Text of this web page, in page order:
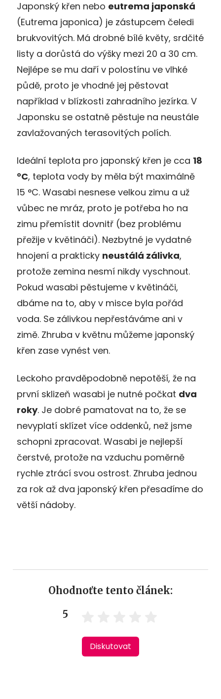
Japonský křen nebo eutrema japonská
(Eutrema japonica) je zástupcem čeledi
brukvovitých. Má drobné bílé květy, srdčité
listy a dorůstá do výšky mezi 20 a 30 cm.
Nejlépe se mu daří v polostínu ve vlhké
půdě, proto je vhodné jej pěstovat
například v blízkosti zahradního jezírka. V
Japonsku se ostatně pěstuje na neustále
zavlažovaných terasovitých polích.
Ideální teplota pro japonský křen je cca 18
°C, teplota vody by měla být maximálně
15 °C. Wasabi nesnese velkou zimu a už
vůbec ne mráz, proto je potřeba ho na
zimu přemístit dovnitř (bez problému
přežije v květináči). Nezbytné je vydatné
hnojení a prakticky neustálá zálivka,
protože zemina nesmí nikdy vyschnout.
Pokud wasabi pěstujeme v květináči,
dbáme na to, aby v misce byla pořád
voda. Se zálivkou nepřestáváme ani v
zimě. Zhruba v květnu můžeme japonský
křen zase vynést ven.
Leckoho pravděpodobně nepotěší, že na
první sklizeň wasabi je nutné počkat dva
roky. Je dobré pamatovat na to, že se
nevyplatí sklízet více oddenků, než jsme
schopni zpracovat. Wasabi je nejlepší
čerstvé, protože na vzduchu poměrně
rychle ztrácí svou ostrost. Zhruba jednou
za rok až dva japonský křen přesadíme do
větší nádoby.
Ohodnoťte tento článek:
5
Diskutovat